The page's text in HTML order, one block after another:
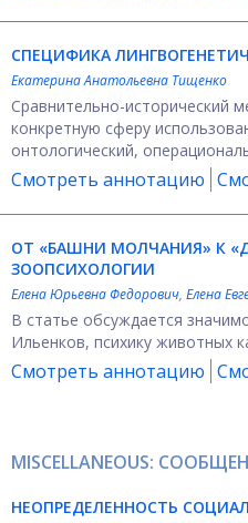
СПЕЦИФИКА
Екатерина Анатольевна Тищенко
Сравнительно-исторический
конкретную сферу
онтологический,
Смотреть аннотацию
ОТ «БАШНИ МОЛЧАНИЯ» К
ЗООПСИХОЛОГИИ
Елена Юрьевна Федорович, Елена
В статье обсуждается
Ильенков, психику животных
Смотреть аннотацию
MISCELLANEOUS:
НЕОПРЕДЕЛЕННОСТЬ